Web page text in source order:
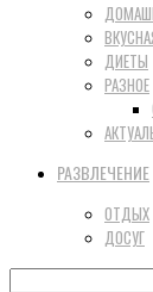
ДИЕТЫ
РАЗНОЕ
РАЗВЛЕЧЕНИЕ
ОТДЫХ
ДОСУГ